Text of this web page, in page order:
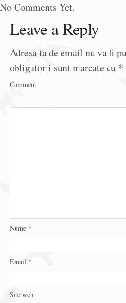
No Comments Yet.
Leave a Reply
Adresa ta de email nu va fi
obligatorii sunt marcate cu *
Comment
Nume *
Email *
Site web